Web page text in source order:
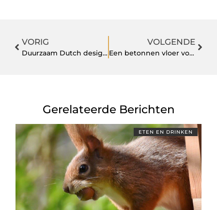
VORIG
Duurzaam Dutch design gebaseerd op kunst
VOLGENDE
Een betonnen vloer voor in de woonkamer
Gerelateerde Berichten
ETEN EN DRINKEN